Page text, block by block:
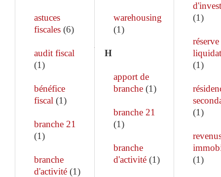
astuces
fiscales (6)
audit fiscal
(1)
bénéfice
fiscal (1)
branche 21
(1)
branche
d'activité (1)
warehousing
(1)
H
apport de
branche(1)
branche 21
(1)
branche
d'activité(1)
(1)
(1)
(1)
(1)